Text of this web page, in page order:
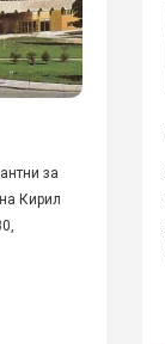
за
Кирил